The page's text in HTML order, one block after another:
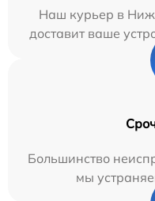
Наш курьер в
доставит ваше
Большинство
мы